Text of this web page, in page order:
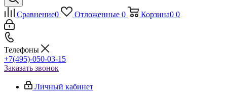
Сравнение0 Отложенные 0 Корзина0 0
Телефоны
+7(495)-050-03-15
Заказать звонок
Личный кабинет